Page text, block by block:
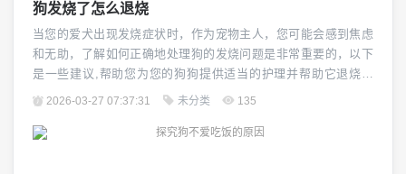
狗发烧了怎么退烧
当您的爱犬出现发烧症状时，作为宠物主人，您可能会感到焦虑
和无助，了解如何正确地处理狗的发烧问题是非常重要的，以下
是一些建议,帮助您为您的狗狗提供适当的护理并帮助它退烧。
（图片来源网络，侵删） 观察症状 仔细观察您的狗狗是否表现出
减退 呼吸急促或困难 流鼻涕或咳嗽 皮肤发红或出现疹子 呕吐或
2026-03-27 07:37:31 未分类 135